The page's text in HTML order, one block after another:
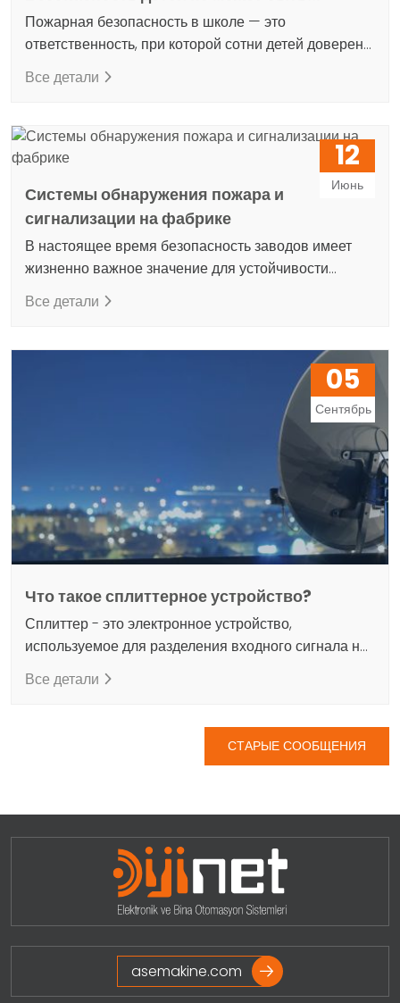
оставлена на волю случая
Пожарная безопасность в школе — это
ответственность, при которой сотни детей доверены
под вашу опеку. С нашим инженерным опытом,
накопленным с 1985 года, мы, как Dijinet, управляем
от разведки и установки до обучения по отработке
действий и периодического обслуживания,
используя нашу собственную команду. Почему
пожарная безопасность в школе — это…
Все детали
12
Июнь
Системы обнаружения пожара и
сигнализации на фабрике
В настоящее время безопасность заводов имеет
жизненно важное значение для устойчивости
предприятий и здоровья сотрудников. Пожары
являются одной из самых серьезных угроз на
материальным потерям и угрозе человеческой
жизни. По этой причине системы пожарной
сигнализации и оповещения имеют незаменимое
значение для обеспечения безопасности заводов.
Мы, как Dijinet, предлагаем самые современные…
Все детали
05
Сентябрь
Что такое сплиттерное устройство?
Сплиттер - это электронное устройство,
используемое для разделения входного сигнала на
несколько выходов. Эти устройства позволяют
передавать входной сигнал нескольким
в телевизионных антеннах, кабельном телевидении,
принимает входной сигнал,…
Все детали
СТАРЫЕ СООБЩЕНИЯ
asemakine.com